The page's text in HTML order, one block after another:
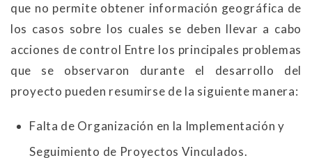
que no permite obtener información geográfica de
los casos sobre los cuales se deben llevar a cabo
acciones de control Entre los principales problemas
que se observaron durante el desarrollo del
proyecto pueden resumirse de la siguiente manera:
Falta de Organización en la Implementación y
Seguimiento de Proyectos Vinculados.